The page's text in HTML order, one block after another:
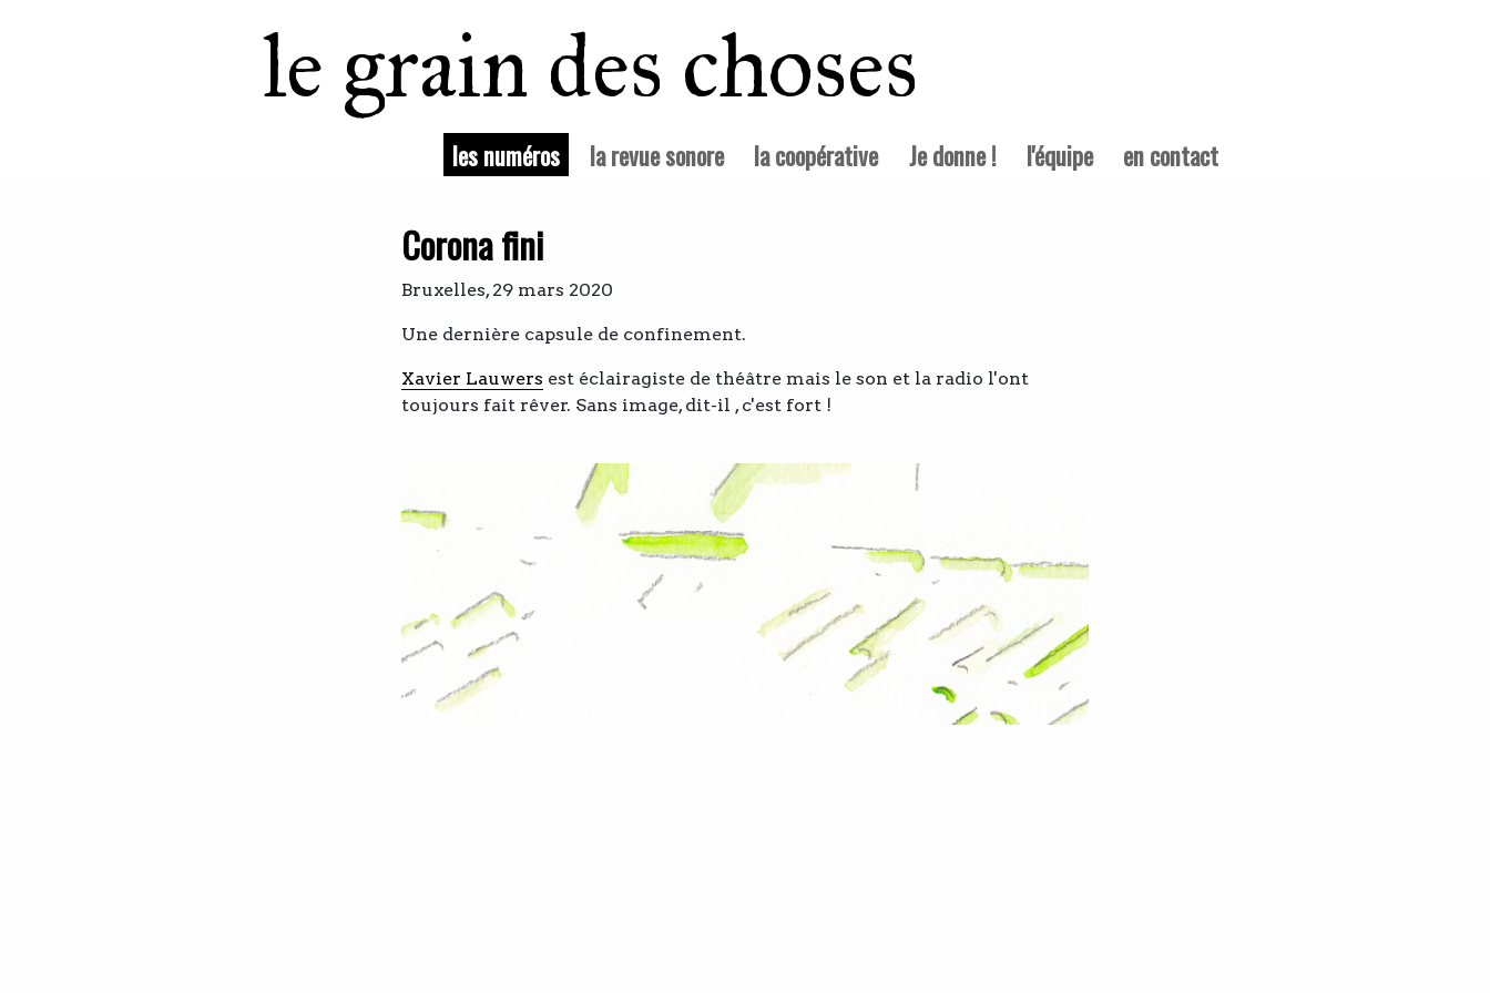
le grain des choses
les numéros(courante)
la revue sonore la coopérative Je donne ! l'équipe en contact
Corona fini
Bruxelles, 29 mars 2020
Une dernière capsule de confinement.
Xavier Lauwers est éclairagiste de théâtre mais le son et la radio l'ont
toujours fait rêver. Sans image, dit-il , c'est fort !